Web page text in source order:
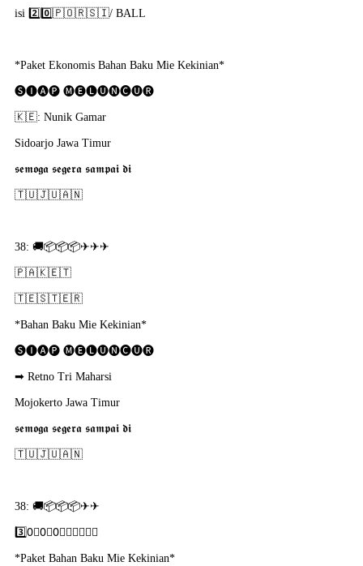
isi 2️⃣0️⃣🇵​🇴​🇷​🇸​🇮​/ BALL
*Paket Ekonomis Bahan Baku Mie Kekinian*
🅢🅘🅐🅟 🅜🅔🅛🅤🅝🅒🅤🅡
🇰​🇪: Nunik Gamar
Sidoarjo Jawa Timur
𝖘𝖊𝖒𝖔𝖌𝖆 𝖘𝖊𝖌𝖊𝖗𝖆 𝖘𝖆𝖒𝖕𝖆𝖎 𝖉𝖎
🇹​🇺​🇯​🇺​🇦​🇳​
38: 🚚📦📦📦✈✈✈
🇵​🇦​🇰​🇪​🇹​
🇹​🇪​🇸​🇹​🇪​🇷​
*Bahan Baku Mie Kekinian*
🅢🅘🅐🅟 🅜🅔🅛🅤🅝🅒🅤🅡
➡ Retno Tri Maharsi
Mojokerto Jawa Timur
𝖘𝖊𝖒𝖔𝖌𝖆 𝖘𝖊𝖌𝖊𝖗𝖆 𝖘𝖆𝖒𝖕𝖆𝖎 𝖉𝖎
🇹​🇺​🇯​🇺​🇦​🇳​
38: 🚚📦📦📦✈✈
3️⃣0⃣0⃣0⃣🇵​🇴​🇷​🇸​🇮​
*Paket Bahan Baku Mie Kekinian*